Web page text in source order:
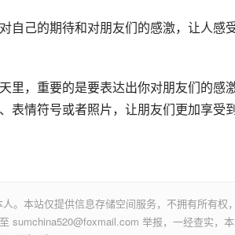
自己的期待和对朋友们的感激，让人感
里，重要的是要表达出你对朋友们的感
表情符号或者照片，让朋友们更加享受
。本站仅提供信息存储空间服务，不拥有所有权
sumchina520@foxmail.com 举报，一经查实，本